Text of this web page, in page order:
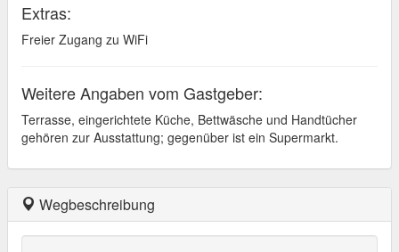
Extras:
Freier Zugang zu WiFi
Weitere Angaben vom Gastgeber:
Terrasse, eingerichtete Küche, Bettwäsche und Handtücher
gehören zur Ausstattung; gegenüber ist ein Supermarkt.
Wegbeschreibung